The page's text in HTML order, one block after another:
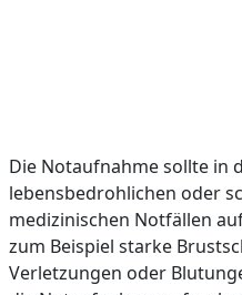
Die Notaufnahme sollte in
lebensbedrohlichen oder
medizinischen Notfällen
zum Beispiel starke
Verletzungen oder